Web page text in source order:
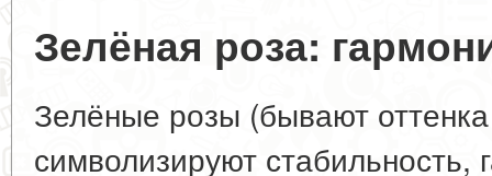
Зелёная роза:
Зелёные розы (бывают
символизируют